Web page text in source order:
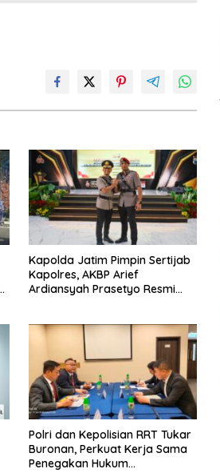
Kapolda Jatim Pimpin Sertijab
Kapolres, AKBP Arief
Ardiansyah Prasetyo Resmi
Polri dan Kepolisian RRT Tukar
Buronan, Perkuat Kerja Sama
Penegakan Hukum